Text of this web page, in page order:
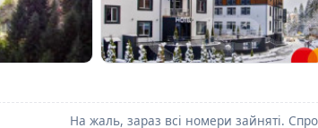
На жаль, зараз всі номери зайняті.